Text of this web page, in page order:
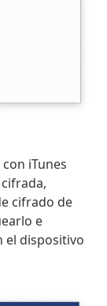
iTunes
cifrado de
e
el dispositivo